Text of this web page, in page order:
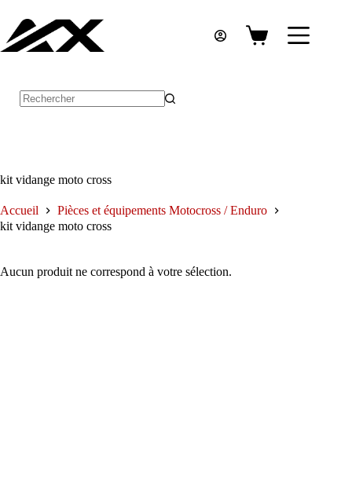
contenu
Panier
kit vidange moto cross
Accueil
Pièces et équipements Motocross / Enduro
kit vidange moto cross
Aucun produit ne correspond à votre sélection.